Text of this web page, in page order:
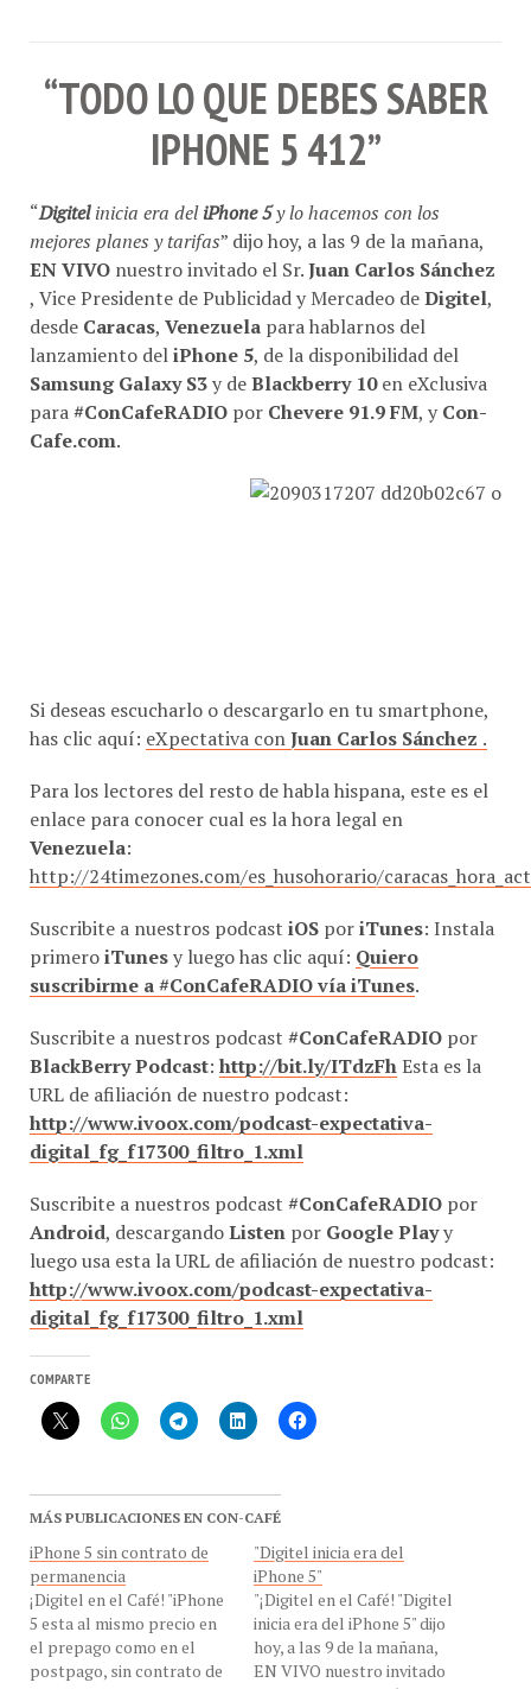
“TODO LO QUE DEBES SABER
IPHONE 5 412”
“Digitelinicia era deliPhone 5y lo hacemos con los
mejores planes y tarifas” dijo hoy, a las 9 de la mañana,
EN VIVO nuestro invitado el Sr. Juan Carlos Sánchez
, Vice Presidente de Publicidad y Mercadeo deDigitel
desde Caracas Venezuela para hablarnos del
lanzamiento del iPhone 5 , de la disponibilidad del
Samsung Galaxy S3y deBlackberry 10en eXclusiva
para #ConCafeRADIO por Chevere 91.9 FM , y Con-
Cafe.com
Si deseas escucharlo o descargarlo en tu smartphone,
has clic aquí: eXpectativa con Juan Carlos Sánchez
Para los lectores del resto de habla hispana, este es el
enlace para conocer cual es la hora legal en
Venezuela:
http://24timezones.com/es_husohorario/
Suscribite a nuestros podcast iOS poriTunes: Instala
primeroiTunes y luego has clic aquí: Quiero
suscribirme a #ConCafeRADIO vía iTunes
Suscribite a nuestros podcast #ConCafeRADIO por
BlackBerry Podcast: http://bit.ly/ITdzFh Esta es la
URL de afiliación de nuestro podcast:
http://www.ivoox.com/podcast-expectativa-
digital_fg_f17300_filtro_1.xml
Suscribite a nuestros podcast #ConCafeRADIO por
Android , descargandoListen por Google Playy
luego usa esta la URL de afiliación de nuestro podcast:
http://www.ivoox.com/podcast-expectativa-
digital_fg_f17300_filtro_1.xml
COMPARTE
MÁS PUBLICACIONES EN CON-CAFÉ
iPhone 5 sin contrato de
permanencia
¡Digitel en el Café! "iPhone
5 esta al mismo precio en
el prepago como en el
postpago, sin contrato de
"Digitel inicia era del
iPhone 5"
"¡Digitel en el Café! "Digitel
inicia era del iPhone 5" dijo
hoy, a las 9 de la mañana,
EN VIVO nuestro invitado